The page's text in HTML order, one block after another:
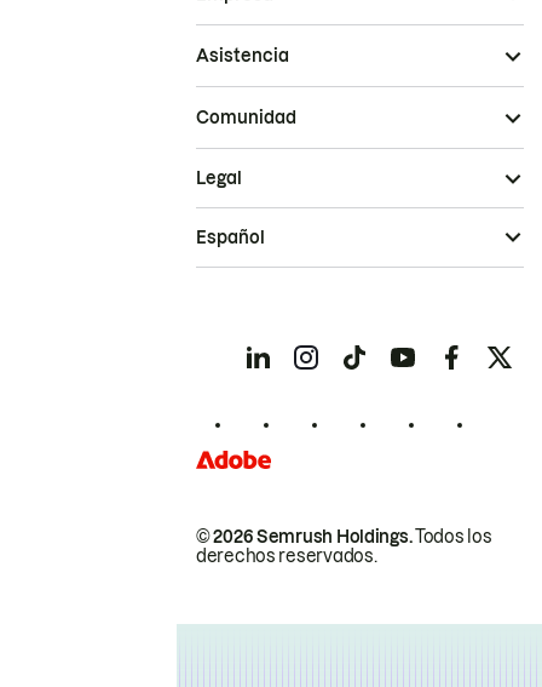
Asistencia
Comunidad
© 2026 Semrush Holdings.Todos los
derechos reservados.
Legal
Español